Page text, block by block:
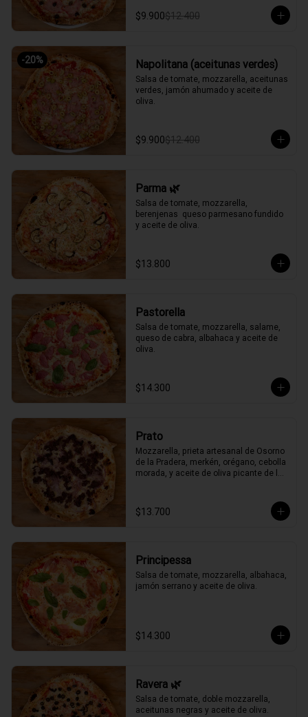
$9.900$12.400
-20% Napolitana (aceitunas verdes)
Salsa de tomate, mozzarella, aceitunas
verdes, jamón ahumado y aceite de
oliva.
$9.900$12.400
Parma 🌿
Salsa de tomate, mozzarella,
berenjenas  queso parmesano fundido
y aceite de oliva.
$13.800
Pastorella
Salsa de tomate, mozzarella, salame,
queso de cabra, albahaca y aceite de
oliva.
$14.300
Prato
Mozzarella, prieta artesanal de Osorno
de la Pradera, merkén, orégano, cebolla
morada, y aceite de oliva picante de la
$13.700
Principessa
Salsa de tomate, mozzarella, albahaca,
jamón serrano y aceite de oliva.
$14.300
Ravera 🌿
Salsa de tomate, doble mozzarella,
aceitunas negras y aceite de oliva.